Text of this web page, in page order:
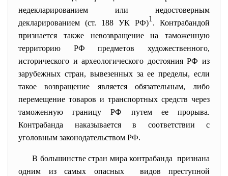
недекларированием или недостоверным
декларированием (ст. 188 УК РФ)1 . Контрабандой
признается также невозвращение на таможенную
территорию РФ предметов художественного,
исторического и археологического достояния РФ из
зарубежных стран, вывезенных за ее пределы, если
такое возвращение является обязательным, либо
перемещение товаров и транспортных средств через
таможенную границу РФ путем ее прорыва.
Контрабанда наказывается в соответствии с
уголовным законодательством РФ.
В большинстве стран мира контрабанда признана
одним из самых опасных видов преступной